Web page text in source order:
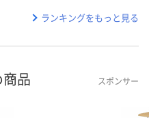
ランキングをもっと見る
品 スポンサー